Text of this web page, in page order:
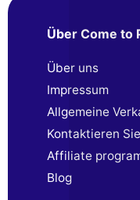
Über Come to
Über uns
Impressum
Allgemeine
Kontaktieren
Affiliate
Blog